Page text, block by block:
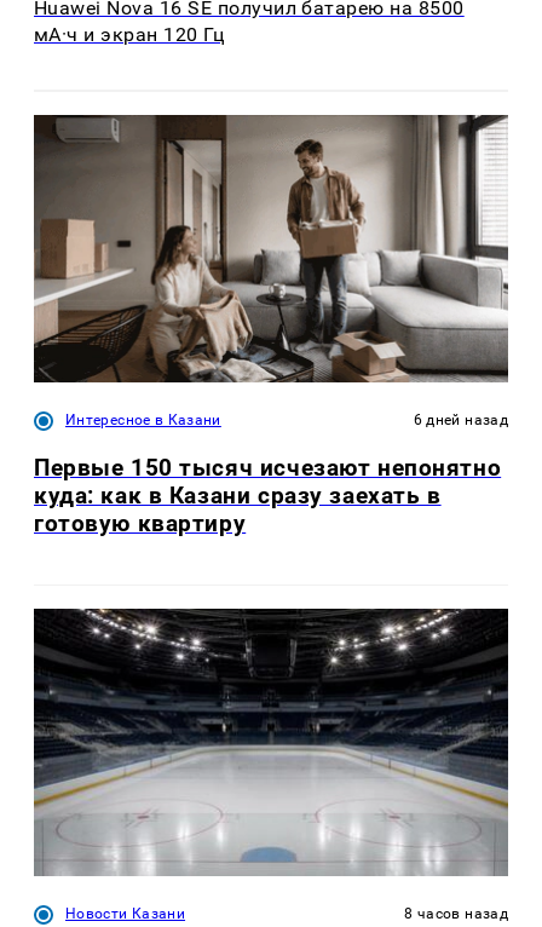
Huawei Nova 16 SE получил батарею на 8500
мА·ч и экран 120 Гц
Интересное в Казани 6 дней назад
Первые 150 тысяч исчезают непонятно
куда: как в Казани сразу заехать в
готовую квартиру
Новости Казани 8 часов назад